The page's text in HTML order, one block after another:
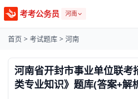
考考公务员 河南
首页 > 考试题库 > 河南
河南省开封市事业单位联考
类专业知识》题库(答案+解